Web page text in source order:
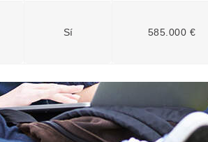
Sí 585.000 €